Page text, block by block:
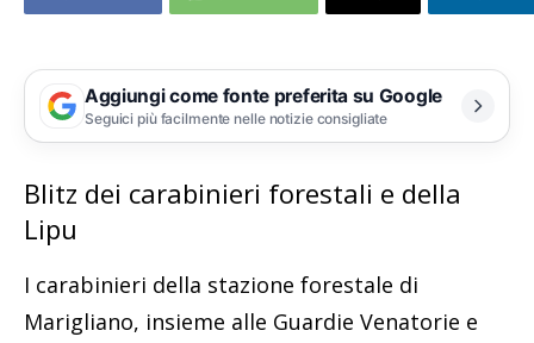
Aggiungi come fonte preferita su Google
Seguici più facilmente nelle notizie consigliate
Blitz dei carabinieri forestali e della
Lipu
I carabinieri della stazione forestale di
Marigliano, insieme alle Guardie Venatorie e